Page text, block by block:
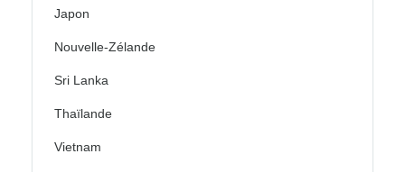
Japon
Nouvelle-Zélande
Sri Lanka
Thaïlande
Vietnam